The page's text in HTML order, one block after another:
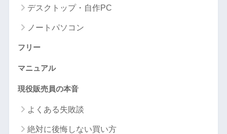
デスクトップ・自作PC
ノートパソコン
フリー
マニュアル
現役販売員の本音
よくある失敗談
絶対に後悔しない買い方